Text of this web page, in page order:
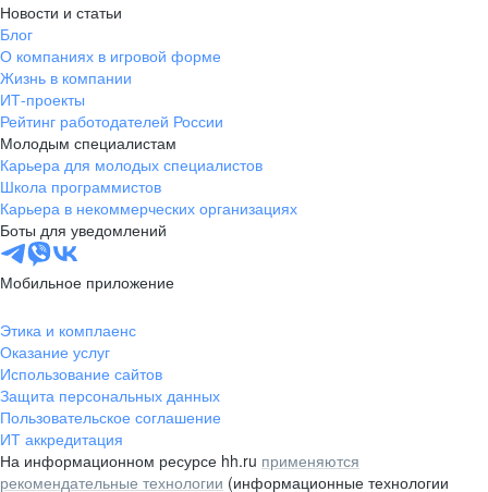
Новости и статьи
Блог
О компаниях в игровой форме
Жизнь в компании
ИТ-проекты
Рейтинг работодателей России
Молодым специалистам
Карьера для молодых специалистов
Школа программистов
Карьера в некоммерческих организациях
Боты для уведомлений
Мобильное приложение
Этика и комплаенс
Оказание услуг
Использование сайтов
Защита персональных данных
Пользовательское соглашение
ИТ аккредитация
На информационном ресурсе hh.ru применяются
рекомендательные технологии (информационные технологии